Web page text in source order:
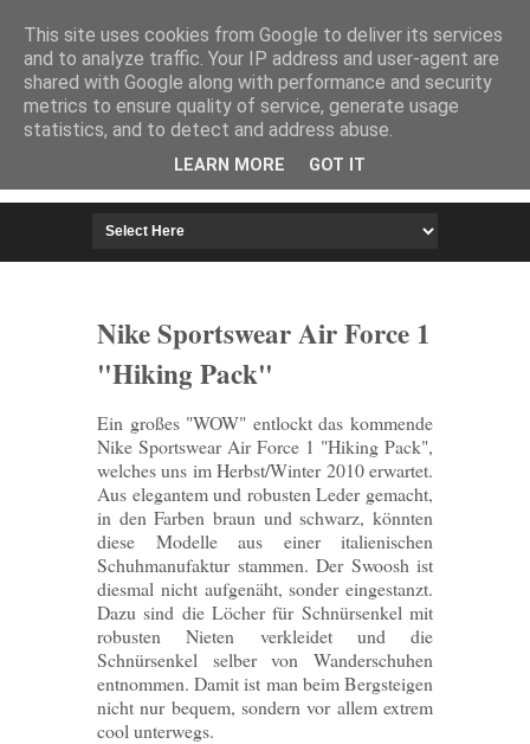
HOME IMPRESSUM
Nike Sportswear Air Force 1
"Hiking Pack"
Ein großes "WOW" entlockt das kommende
Nike Sportswear Air Force 1 "Hiking Pack",
welches uns im Herbst/Winter 2010 erwartet.
Aus elegantem und robusten Leder gemacht,
in den Farben braun und schwarz, könnten
diese Modelle aus einer italienischen
Schuhmanufaktur stammen. Der Swoosh ist
diesmal nicht aufgenäht, sonder eingestanzt.
Dazu sind die Löcher für Schnürsenkel mit
robusten Nieten verkleidet und die
Schnürsenkel selber von Wanderschuhen
entnommen. Damit ist man beim Bergsteigen
nicht nur bequem, sondern vor allem extrem
cool unterwegs.
This site uses cookies from Google to deliver its services
and to analyze traffic. Your IP address and user-agent are
shared with Google along with performance and security
metrics to ensure quality of service, generate usage
statistics, and to detect and address abuse.
LEARN MORE GOT IT